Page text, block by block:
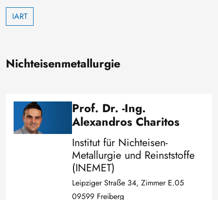
IART
Nichteisenmetallurgie
Bild
Prof. Dr. -Ing.
Alexandros Charitos
Institut für Nichteisen-
Metallurgie und Reinststoffe
(INEMET)
Leipziger Straße 34, Zimmer E.05
09599 Freiberg